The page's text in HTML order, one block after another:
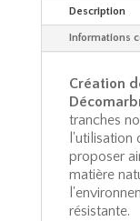
Description
Informations
Création
tranches
l'utilisation
proposer
matière
résistante.